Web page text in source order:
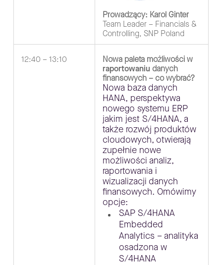
Prowadzący: Karol Ginter
Team Leader – Financials &
Controlling, SNP Poland
12:40 – 13:10
Nowa paleta możliwości w
raportowaniu danych
finansowych – co wybrać?
Nowa baza danych
HANA, perspektywa
nowego systemu ERP
jakim jest S/4HANA, a
także rozwój produktów
cloudowych, otwierają
zupełnie nowe
możliwości analiz,
raportowania i
wizualizacji danych
finansowych. Omówimy
opcje:
SAP S/4HANA
Embedded
Analytics – analityka
osadzona w
S/4HANA